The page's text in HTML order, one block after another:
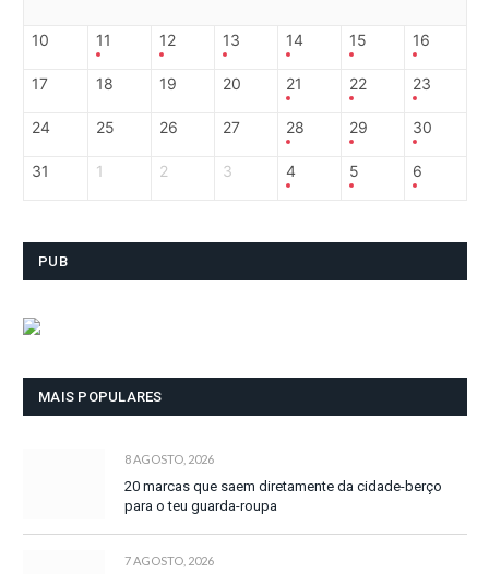
10 11 12 13 14 15 16
17 18 19 20 21 22 23
24 25 26 27 28 29 30
31 1 2 3 4 5 6
PUB
MAIS POPULARES
8 AGOSTO, 2026
20 marcas que saem diretamente da cidade-berço
para o teu guarda-roupa
7 AGOSTO, 2026